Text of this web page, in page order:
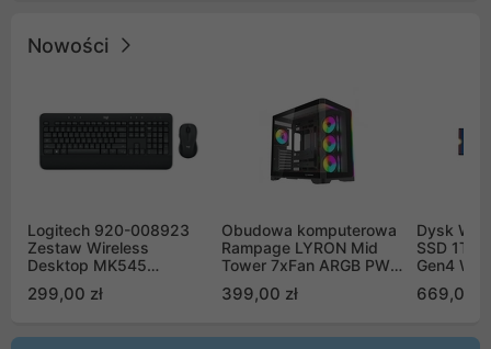
Nowości
Logitech 920-008923
Zestaw Wireless
Desktop MK545
299,00 zł
Obudowa komputerowa
Rampage LYRON Mid
Tower 7xFan ARGB PWM
399,00 zł
Dysk WD
SSD 1TB
Gen4
669,00